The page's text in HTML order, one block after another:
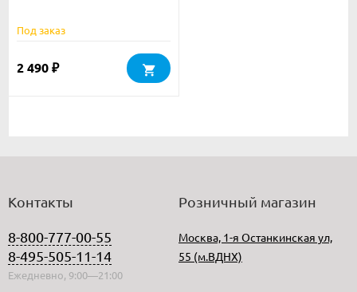
Под заказ
2 490 ₽
Контакты
8-800-777-00-55
8-495-505-11-14
Ежедневно, 9:00—21:00
Розничный магазин
Москва, 1-я Останкинская ул,
55 (м.ВДНХ)